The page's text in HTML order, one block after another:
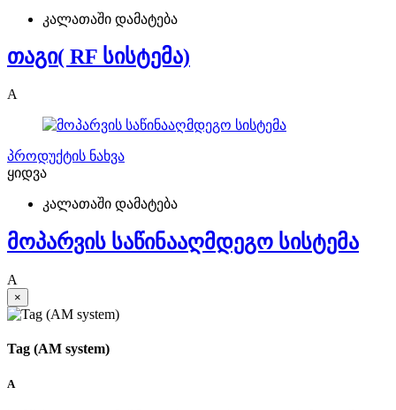
კალათაში დამატება
თაგი( RF სისტემა)
A
პროდუქტის ნახვა
ყიდვა
კალათაში დამატება
მოპარვის საწინააღმდეგო სისტემა
A
×
Tag (AM system)
A